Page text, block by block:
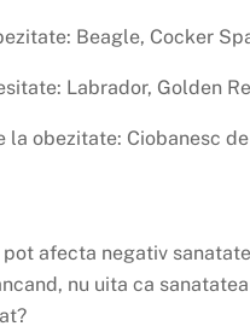
Beagle, Cocker
Labrador, Golden
obezitate: Ciobanesc
afecta negativ
nu uita ca